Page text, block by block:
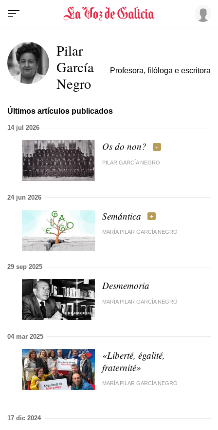
Pilar
García
Negro
Profesora, filóloga e escritora
Últimos artículos publicados
14 jul 2026
Os do non?
PILAR GARCÍA NEGRO
24 jun 2026
Semántica
MARÍA PILAR GARCÍA NEGRO
29 sep 2025
Desmemoria
MARÍA PILAR GARCÍA NEGRO
04 mar 2025
«Liberté, égalité,
fraternité»
MARÍA PILAR GARCÍA NEGRO
17 dic 2024